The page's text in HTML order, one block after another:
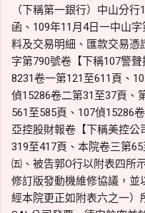
（下稱第一銀行）中山分
函、109年11月4日一中山
料及交易明細、匯款交易憑
字第790號卷【下稱107警
8231卷一第121至611頁、
偵15286卷二第31至37頁、
561至585頁、107偵15286
亞控股財報卷【下稱美控
319至417頁、本院卷三第
㈤、被告郭O行以附表四所
修訂版發動機維修協議，並
經本院更正如附表六之一）